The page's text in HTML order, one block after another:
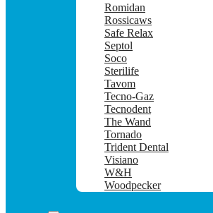
Romidan
Rossicaws
Safe Relax
Septol
Soco
Sterilife
Tavom
Tecno-Gaz
Tecnodent
The Wand
Tornado
Trident Dental
Visiano
W&H
Woodpecker